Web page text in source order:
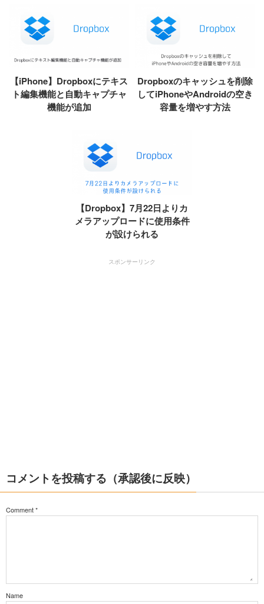
【iPhone】Dropboxにテキス
ト編集機能と自動キャプチャ
機能が追加
Dropboxのキャッシュを削除
してiPhoneやAndroidの空き
容量を増やす方法
【Dropbox】7月22日よりカ
メラアップロードに使用条件
が設けられる
スポンサーリンク
コメントを投稿する（承認後に反映）
Comment*
Name